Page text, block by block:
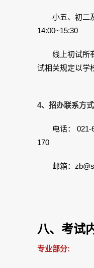
小五、初二及
14:00~15:30
线上初试所有
试相关规定以学
4、招办联系方式
电话： 021-
170
邮箱：
八、考试
专业部分: